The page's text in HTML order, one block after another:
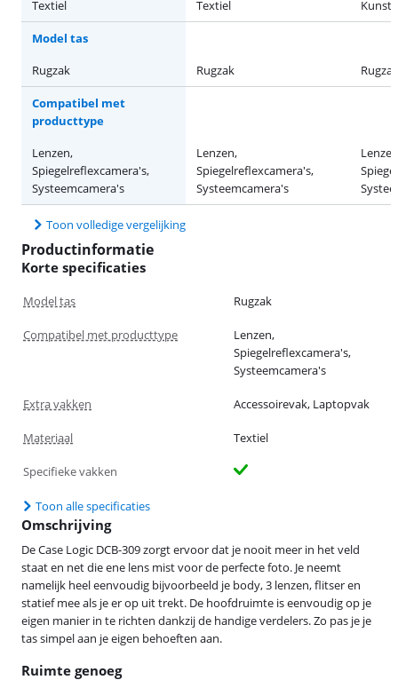
Textiel
Textiel
Model tas
Rugzak
Rugzak Rugzak
Compatibel met
producttype
Lenzen,
Spiegelreflexcamera's,
Systeemcamera's
Lenzen,
Spiegelreflexcamera's,
Systeemcamera's
Toon volledige vergelijking
Productinformatie
Korte specificaties
Model tas Rugzak
Compatibel met producttype
Lenzen,
Spiegelreflexcamera's,
Systeemcamera's
Extra vakken Accessoirevak, Laptopvak
Materiaal Textiel
Specifieke vakken
Toon alle specificaties
Omschrijving
De Case Logic DCB-309 zorgt ervoor dat je nooit meer in het veld
staat en net die ene lens mist voor de perfecte foto. Je neemt
namelijk heel eenvoudig bijvoorbeeld je body, 3 lenzen, flitser en
statief mee als je er op uit trekt. De hoofdruimte is eenvoudig op je
eigen manier in te richten dankzij de handige verdelers. Zo pas je je
tas simpel aan je eigen behoeften aan.
Ruimte genoeg